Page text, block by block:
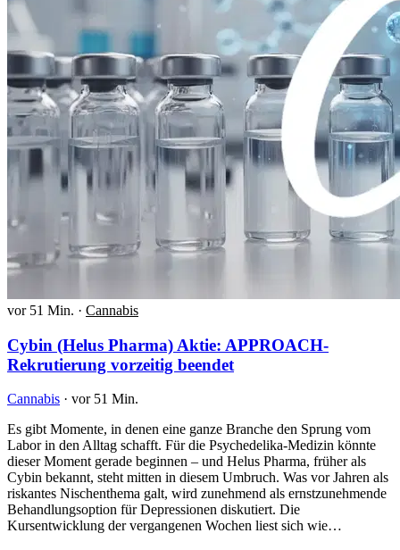
vor 51 Min. · Cannabis
Cybin (Helus Pharma) Aktie: APPROACH-
Rekrutierung vorzeitig beendet
Cannabis · vor 51 Min.
Es gibt Momente, in denen eine ganze Branche den Sprung vom
Labor in den Alltag schafft. Für die Psychedelika-Medizin könnte
dieser Moment gerade beginnen – und Helus Pharma, früher als
Cybin bekannt, steht mitten in diesem Umbruch. Was vor Jahren als
riskantes Nischenthema galt, wird zunehmend als ernstzunehmende
Behandlungsoption für Depressionen diskutiert. Die
Kursentwicklung der vergangenen Wochen liest sich wie…